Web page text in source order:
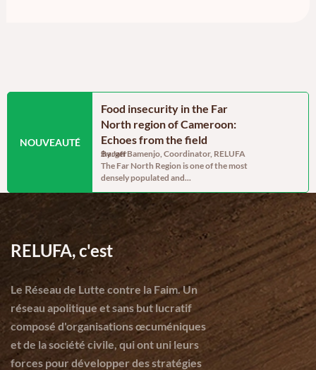
NOUVEAUTÉ
Food insecurity in the Far
North region of Cameroon:
Echoes from the field
By Jaff Bamenjo, Coordinator, RELUFA
The Far North Region is one of the most
densely populated and...
RELUFA, c'est
Le Réseau de Lutte contre la Faim. Un
réseau apolitique et sans but lucratif
composé d'organisations œcuméniques
et de la société civile, qui ont uni leurs
forces pour développer des stratégies